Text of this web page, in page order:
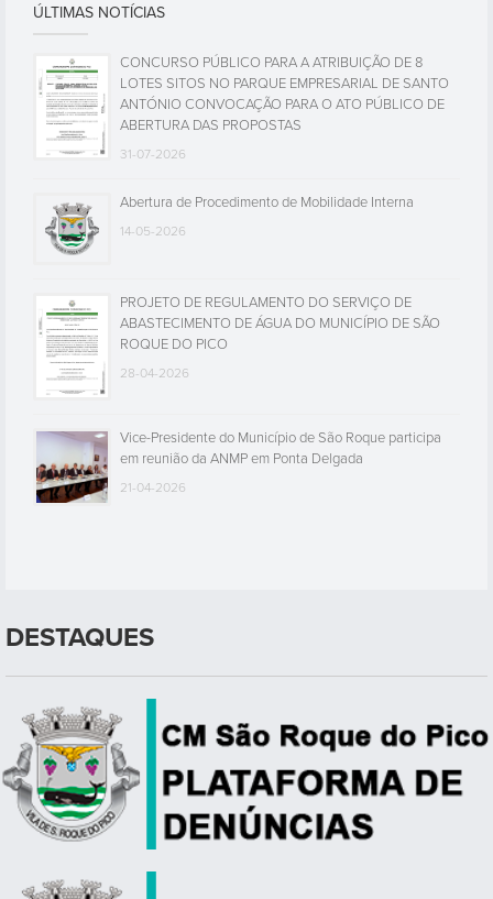
ÚLTIMAS NOTÍCIAS
CONCURSO PÚBLICO PARA A ATRIBUIÇÃO DE 8
LOTES SITOS NO PARQUE EMPRESARIAL DE SANTO
ANTÓNIO CONVOCAÇÃO PARA O ATO PÚBLICO DE
ABERTURA DAS PROPOSTAS
31-07-2026
Abertura de Procedimento de Mobilidade Interna
14-05-2026
PROJETO DE REGULAMENTO DO SERVIÇO DE
ABASTECIMENTO DE ÁGUA DO MUNICÍPIO DE SÃO
ROQUE DO PICO
28-04-2026
Vice-Presidente do Município de São Roque participa
em reunião da ANMP em Ponta Delgada
21-04-2026
DESTAQUES